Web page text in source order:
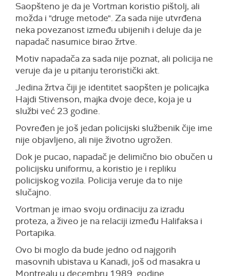
Saopšteno je da je Vortman koristio pištolj, ali
možda i "druge metode". Za sada nije utvrđena
neka povezanost između ubijenih i deluje da je
napadač nasumice birao žrtve.
Motiv napadača za sada nije poznat, ali policija ne
veruje da je u pitanju teroristički akt.
Jedina žrtva čiji je identitet saopšten je policajka
Hajdi Stivenson, majka dvoje dece, koja je u
službi već 23 godine.
Povređen je još jedan policijski službenik čije ime
nije objavljeno, ali nije životno ugrožen.
Dok je pucao, napadač je delimično bio obučen u
policijsku uniformu, a koristio je i repliku
policijskog vozila. Policija veruje da to nije
slučajno.
Vortman je imao svoju ordinaciju za izradu
proteza, a živeo je na relaciji između Halifaksa i
Portapika.
Ovo bi moglo da bude jedno od najgorih
masovnih ubistava u Kanadi, još od masakra u
Montrealu u decembru 1989. godine.